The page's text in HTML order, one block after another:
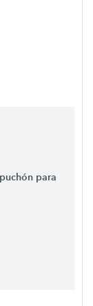
para